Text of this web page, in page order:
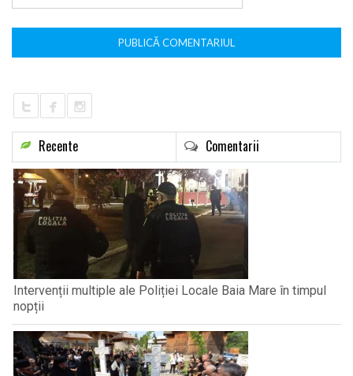
Recente Comentarii
Intervenții multiple ale Poliției Locale Baia Mare în timpul
nopții